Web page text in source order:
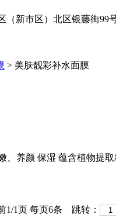
（新市区）北区银藤街99
> 美肤靓彩补水面膜
、养颜 保湿 蕴含植物提
1/1页 每页6条 跳转：